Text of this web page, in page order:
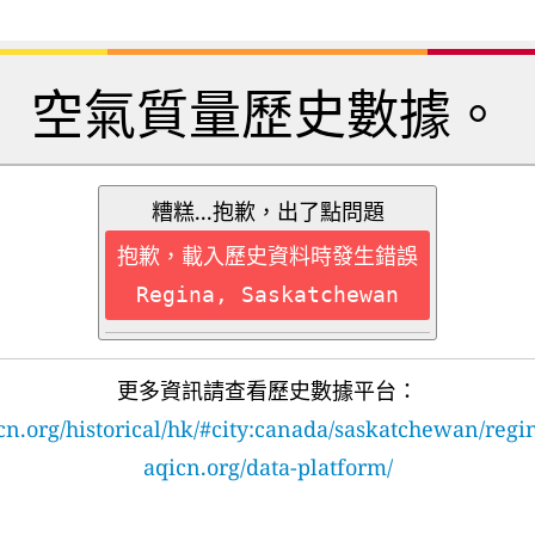
空氣質量歷史數據。
糟糕...抱歉，出了點問題
抱歉，載入歷史資料時發生錯誤
Regina, Saskatchewan
更多資訊請查看歷史數據平台：
historical/hk/#city:canada/saskatchewan/
aqicn.org/data-platform/